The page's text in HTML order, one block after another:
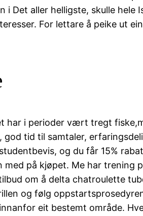
Det aller helligste, skulle hele
For lettare å peike ut
har i perioder vært tregt
tid til samtaler,
og du får 15%
på kjøpet. Me har trening
om å delta chatroulette
og følg
eit bestemt område.